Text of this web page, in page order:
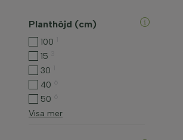
Planthöjd (cm)
100
15
30
40
50
Visa mer